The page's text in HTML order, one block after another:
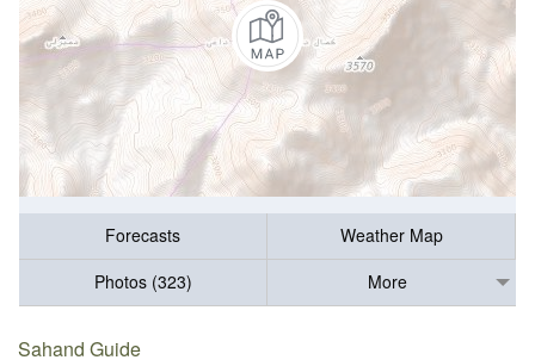
Forecasts
Weather Map
Photos (323)
More
Sahand Guide